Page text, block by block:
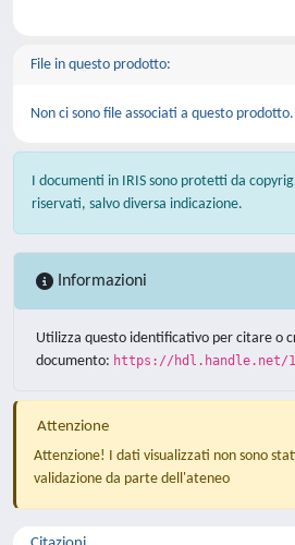
File in questo prodotto:
Non ci sono file associati a questo prodotto.
I documenti in IRIS sono protetti da
riservati, salvo diversa indicazione.
Informazioni
Utilizza questo identificativo per citare o
documento: https://hdl.handle.net/
Attenzione
Attenzione! I dati visualizzati non sono
validazione da parte dell'ateneo